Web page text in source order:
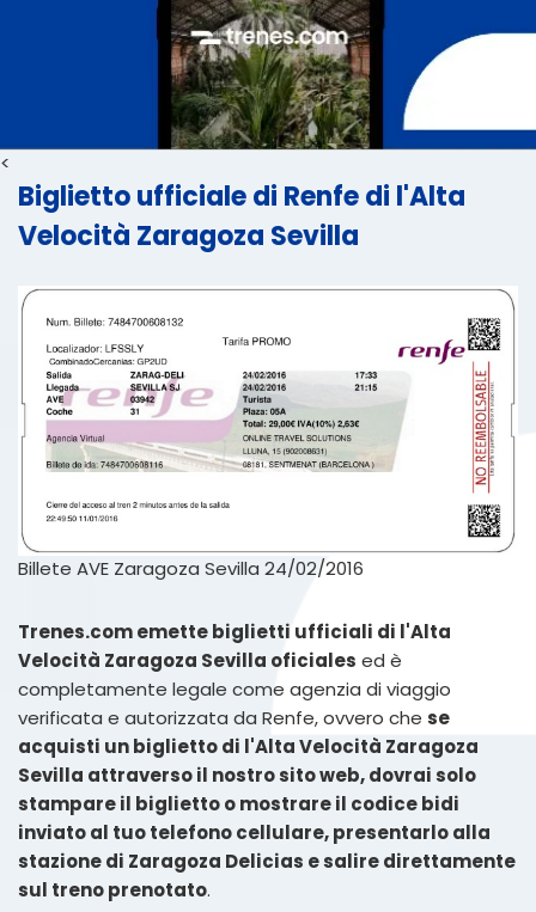
<
Biglietto ufficiale di Renfe di l'Alta
Velocità Zaragoza Sevilla
Billete AVE Zaragoza Sevilla 24/02/2016
Trenes.com emette biglietti ufficiali di l'Alta
Velocità Zaragoza Sevilla oficiales ed è
completamente legale come agenzia di viaggio
verificata e autorizzata da Renfe, ovvero che se
acquisti un biglietto di l'Alta Velocità Zaragoza
Sevilla attraverso il nostro sito web, dovrai solo
stampare il biglietto o mostrare il codice bidi
inviato al tuo telefono cellulare, presentarlo alla
stazione di Zaragoza Delicias e salire direttamente
sul treno prenotato.